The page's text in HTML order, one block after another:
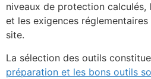
niveaux de protection calculés,
et les exigences
site.
La sélection des outils constitue
préparation et les bons outils